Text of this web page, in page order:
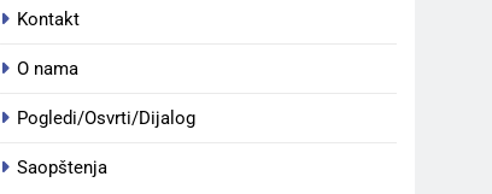
Kontakt
O nama
Pogledi/Osvrti/Dijalog
Saopštenja